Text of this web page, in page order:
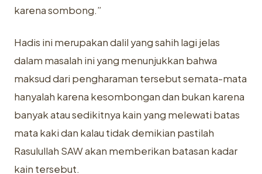
karena sombong.”
Hadis ini merupakan dalil yang sahih lagi jelas
dalam masalah ini yang menunjukkan bahwa
maksud dari pengharaman tersebut semata-mata
hanyalah karena kesombongan dan bukan karena
banyak atau sedikitnya kain yang melewati batas
mata kaki dan kalau tidak demikian pastilah
Rasulullah SAW akan memberikan batasan kadar
kain tersebut.